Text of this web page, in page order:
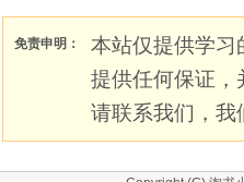
免责申明：
本站仅提供学习
提供任何保证，
请联系我们，我